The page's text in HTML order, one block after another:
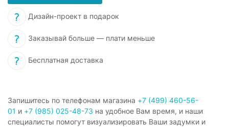
Дизайн-проект в подарок
Заказывай больше — плати меньше
Бесплатная доставка
Запишитесь по телефонам магазина +7 (499) 460-56-
01 и +7 (985) 025-48-73 на удобное Вам время, и наши
специалисты помогут визуализировать Ваши задумки и